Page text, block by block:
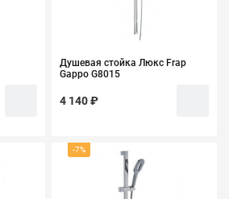
Душевая стойка Люкс Frap
Gappo G8015
4 140 ₽
-7%